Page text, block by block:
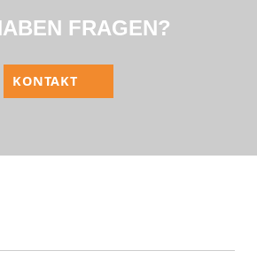
FRAGEN?
KONTAKT